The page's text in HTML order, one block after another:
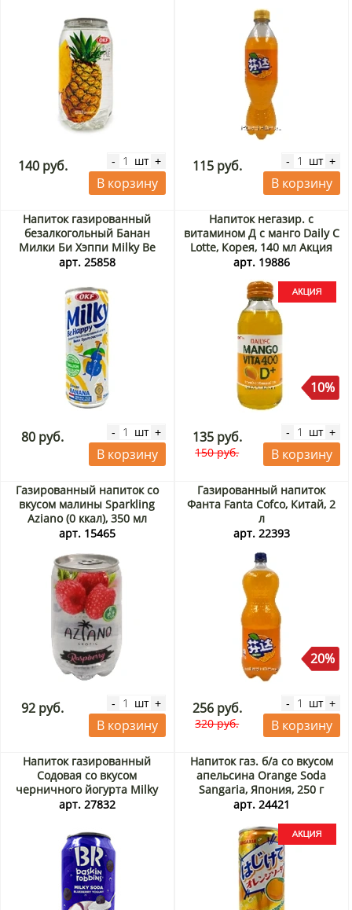
140 руб. - шт +
В корзину
115 руб. - шт +
В корзину
Напиток газированный
безалкогольный Банан
Милки Би Хэппи Milky Be
Happy OKF, Корея, 250 мл
арт. 25858
80 руб. - шт +
В корзину
Напиток негазир. с
витамином Д с манго Daily C
Lotte, Корея, 140 мл Акция
арт. 19886
10%
135 руб.
150 руб.
- шт +
В корзину
Газированный напиток со
вкусом малины Sparkling
Aziano (0 ккал), 350 мл
арт. 15465
92 руб. - шт +
В корзину
Газированный напиток
Фанта Fanta Cofco, Китай, 2
л
арт. 22393
20%
256 руб.
320 руб.
- шт +
В корзину
Напиток газированный
Содовая со вкусом
черничного йогурта Milky
Soda Blueberry Yogurt Baskin
арт. 27832
Напиток газ. б/а со вкусом
апельсина Orange Soda
Sangaria, Япония, 250 г
Акция
арт. 24421